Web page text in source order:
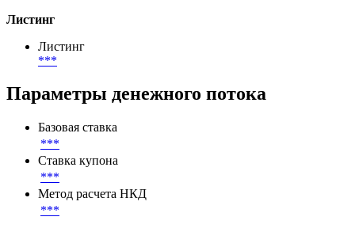
Листинг
Листинг
***
Параметры денежного потока
Базовая ставка
***
Ставка купона
***
Метод расчета НКД
***